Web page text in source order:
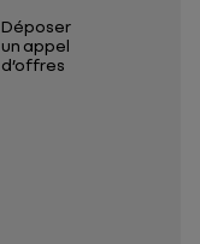
Déposer
un appel
d’offres